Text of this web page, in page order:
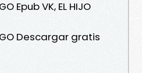
Epub VK, EL HIJO
Descargar gratis